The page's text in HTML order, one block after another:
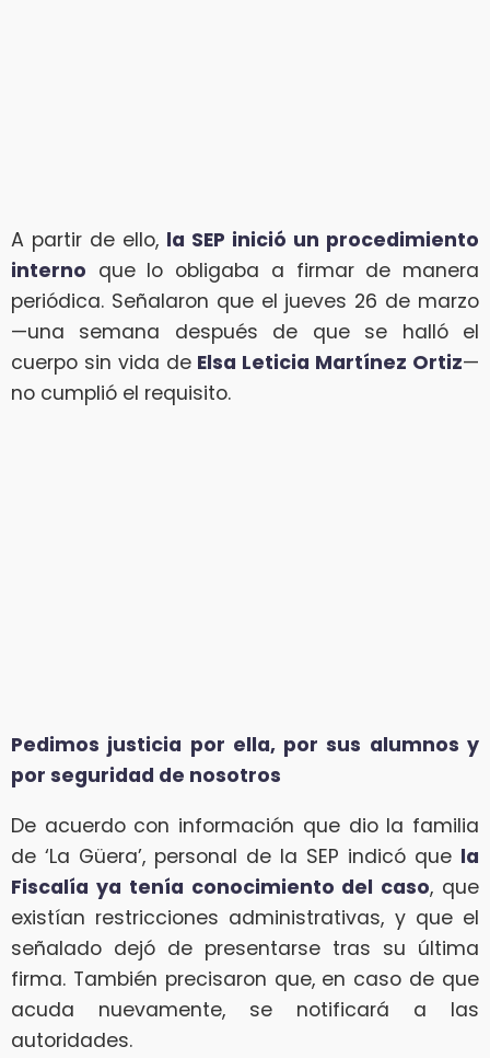
A partir de ello, la SEP inició un procedimiento
interno que lo obligaba a firmar de manera
periódica. Señalaron que el jueves 26 de marzo
—una semana después de que se halló el
cuerpo sin vida de Elsa Leticia Martínez Ortiz—
no cumplió el requisito.
Pedimos justicia por ella, por sus alumnos y
por seguridad de nosotros
De acuerdo con información que dio la familia
de ‘La Güera’, personal de la SEP indicó que la
Fiscalía ya tenía conocimiento del caso, que
existían restricciones administrativas, y que el
señalado dejó de presentarse tras su última
firma. También precisaron que, en caso de que
acuda nuevamente, se notificará a las
autoridades.